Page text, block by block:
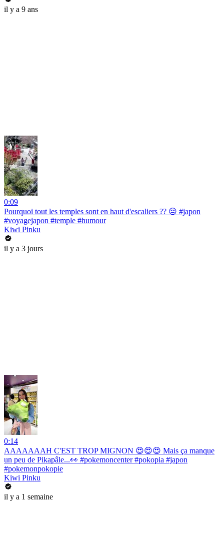
il y a 9 ans
0:09
Pourquoi tout les temples sont en haut d'escaliers ?? 😔 #japon
#voyagejapon #temple #humour
Kiwi Pinku
il y a 3 jours
0:14
AAAAAAAH C'EST TROP MIGNON 😍😍😍 Mais ça manque
un peu de Pikapâle...👀 #pokemoncenter #pokopia #japon
#pokemonpokopie
Kiwi Pinku
il y a 1 semaine